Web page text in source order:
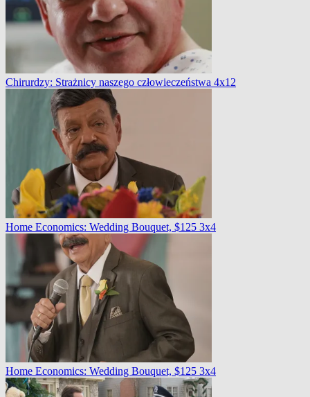
Chirurdzy: Strażnicy naszego człowieczeństwa 4x12
Home Economics: Wedding Bouquet, $125 3x4
Home Economics: Wedding Bouquet, $125 3x4